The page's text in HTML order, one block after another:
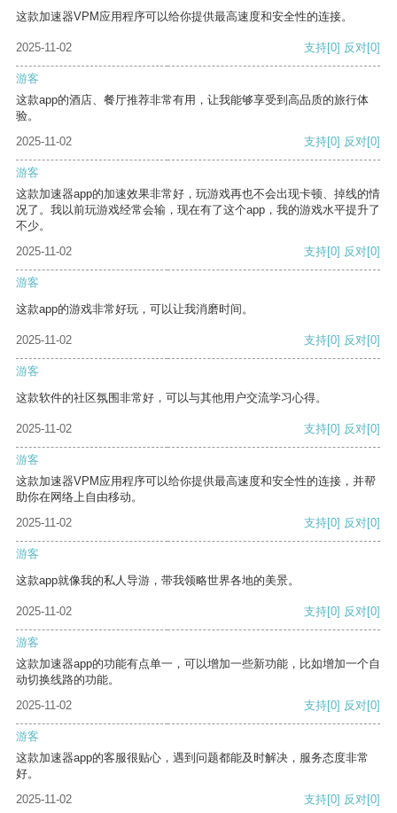
这款加速器VPM应用程序可以给你提供最高速度和安全性的连接。
2025-11-02 支持[0] 反对[0]
游客
这款app的酒店、餐厅推荐非常有用，让我能够享受到高品质的旅行体
验。
2025-11-02
支持[0] 反对[0]
游客
这款加速器app的加速效果非常好，玩游戏再也不会出现卡顿、掉线的情
况了。我以前玩游戏经常会输，现在有了这个app，我的游戏水平提升了
不少。
2025-11-02
支持[0] 反对[0]
游客
这款app的游戏非常好玩，可以让我消磨时间。
2025-11-02 支持[0] 反对[0]
游客
这款软件的社区氛围非常好，可以与其他用户交流学习心得。
2025-11-02 支持[0] 反对[0]
游客
这款加速器VPM应用程序可以给你提供最高速度和安全性的连接，并帮
助你在网络上自由移动。
2025-11-02
支持[0] 反对[0]
游客
这款app就像我的私人导游，带我领略世界各地的美景。
2025-11-02 支持[0] 反对[0]
游客
这款加速器app的功能有点单一，可以增加一些新功能，比如增加一个自
动切换线路的功能。
2025-11-02
支持[0] 反对[0]
游客
这款加速器app的客服很贴心，遇到问题都能及时解决，服务态度非常
好。
2025-11-02
支持[0] 反对[0]